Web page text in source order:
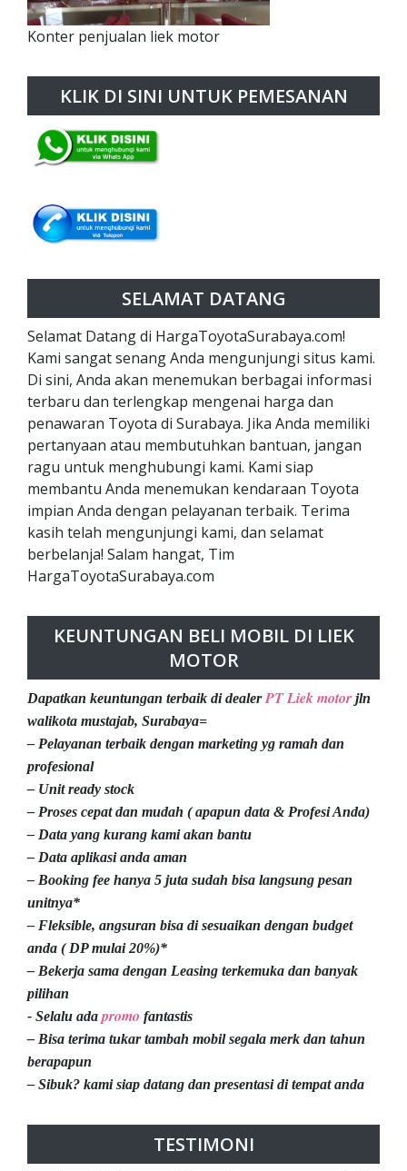
Konter penjualan liek motor
KLIK DI SINI UNTUK PEMESANAN
SELAMAT DATANG
Selamat Datang di HargaToyotaSurabaya.com!
Kami sangat senang Anda mengunjungi situs kami.
Di sini, Anda akan menemukan berbagai informasi
terbaru dan terlengkap mengenai harga dan
penawaran Toyota di Surabaya. Jika Anda memiliki
pertanyaan atau membutuhkan bantuan, jangan
ragu untuk menghubungi kami. Kami siap
membantu Anda menemukan kendaraan Toyota
impian Anda dengan pelayanan terbaik. Terima
kasih telah mengunjungi kami, dan selamat
berbelanja! Salam hangat, Tim
HargaToyotaSurabaya.com
KEUNTUNGAN BELI MOBIL DI LIEK
MOTOR
Dapatkan keuntungan terbaik di dealerPT Liek motor jln
walikota mustajab, Surabaya=
– Pelayanan terbaik dengan marketing yg ramah dan
profesional
– Unit ready stock
– Proses cepat dan mudah ( apapun data & Profesi Anda)
– Data yang kurang kami akan bantu
– Data aplikasi anda aman
– Booking fee hanya 5 juta sudah bisa langsung pesan
unitnya*
– Fleksible, angsuran bisa di sesuaikan dengan budget
anda ( DP mulai 20%)*
– Bekerja sama dengan Leasing terkemuka dan banyak
pilihan
- Selalu ada promo fantastis
– Bisa terima tukar tambah mobil segala merk dan tahun
berapapun
– Sibuk? kami siap datang dan presentasi di tempat anda
TESTIMONI